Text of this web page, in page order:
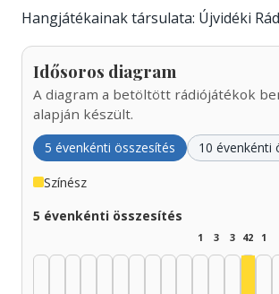
Hangjátékainak társulata: Újvidéki
Idősoros diagram
A diagram a betöltött rádiójátékok
alapján készült.
5 évenkénti összesítés 10 évenkénti
Színész
5 évenkénti összesítés
1 3 3 42 1